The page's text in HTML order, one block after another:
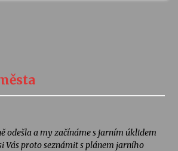
odešla a my začínáme s jarním úklidem
Vás proto seznámit s plánem jarního